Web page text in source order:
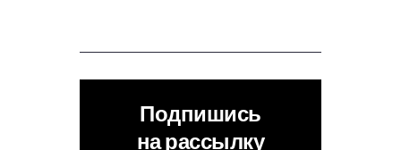
Подпишись
на рассылку